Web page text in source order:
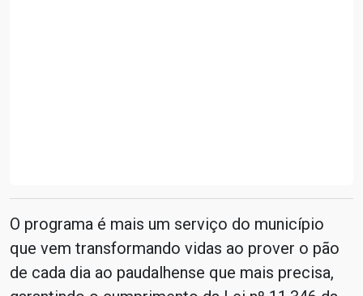
O programa é mais um serviço do município
que vem transformando vidas ao prover o pão
de cada dia ao paudalhense que mais precisa,